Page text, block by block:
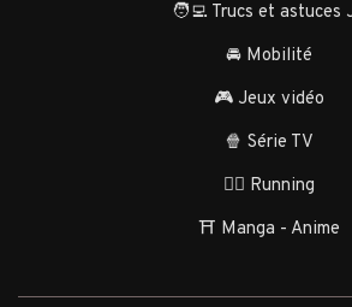
🧑‍💻 Trucs et astuces
🚘 Mobilité
🎮 Jeux vidéo
🍿 Série TV
🏃‍♂️ Running
⛩️ Manga - Anime